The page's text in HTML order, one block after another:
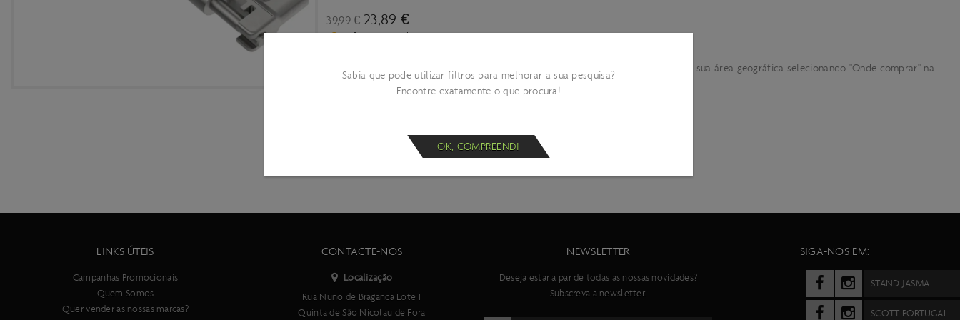
39,99 € 23,89 €
Informações da Promoção
Campanha DE STOCKOFF Limitada aos agentes aderentes. Encontre um agente na sua área geográfica selecionando "Onde comprar" na
ficha do produto.
LINKS ÚTEIS
Campanhas Promocionais
Quem Somos
Quer vender as nossas marcas?
CONTACTE-NOS
Localização
Rua Nuno de Braganca Lote 1
Quinta de São Nicolau de Fora
NEWSLETTER
Deseja estar a par de todas as nossas novidades?
Subscreva a newsletter.
SIGA-NOS EM:
STAND JASMA
SCOTT PORTUGAL
Sabia que pode utilizar filtros para melhorar a sua pesquisa?
Encontre exatamente o que procura!
OK, COMPREENDI